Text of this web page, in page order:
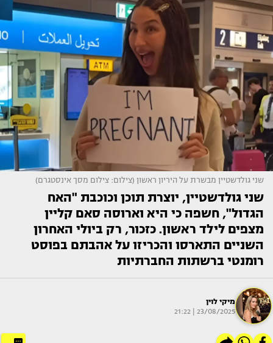
שני גולדשטיין מבשרת על היריון ראשון (צילום: צילום מסך אינסטגרם)
שני גולדשטיין, יוצרת תוכן וכוכבת "האח
הגדול", חשפה כי היא וארוסה סאם קליין
מצפים לילד ראשון. כזכור, רק ביולי האחרון
השניים התארסו והכריזו על אהבתם בפוסט
רומנטי ברשתות החברתיות
מיקי לוין
23/08/2025 | 21:22